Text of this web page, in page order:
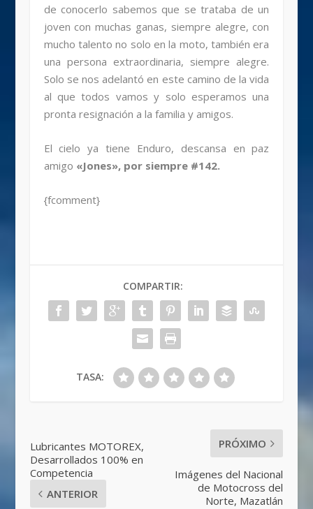
de conocerlo sabemos que se trataba de un
joven con muchas ganas, siempre alegre, con
mucho talento no solo en la moto, también era
una persona extraordinaria, siempre alegre.
Solo se nos adelantó en este camino de la vida
al que todos vamos y solo esperamos una
pronta resignación a la familia y amigos.
El cielo ya tiene Enduro, descansa en paz
amigo «Jones», por siempre #142.
{fcomment}
COMPARTIR:
TASA:
Lubricantes MOTOREX,
Desarrollados 100% en
Competencia
ANTERIOR
PRÓXIMO
Imágenes del Nacional
de Motocross del
Norte, Mazatlán